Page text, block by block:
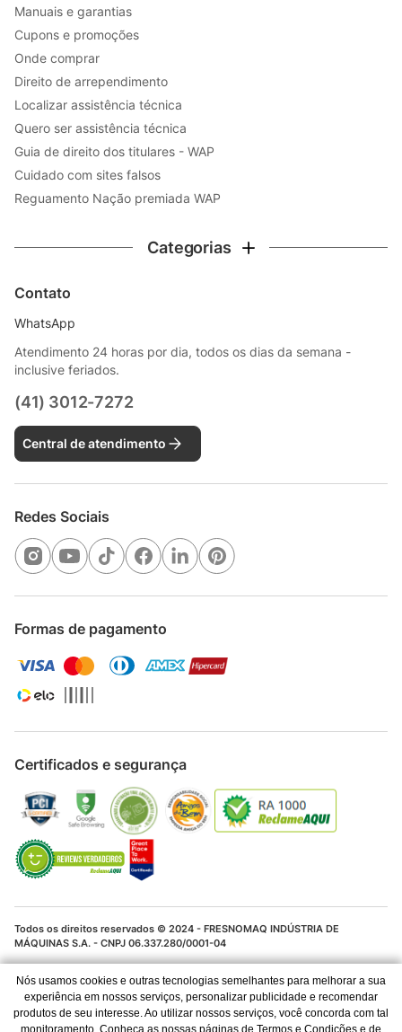
Nós usamos cookies e outras tecnologias semelhantes para melhorar a sua
experiência em nossos serviços, personalizar publicidade e recomendar
produtos de seu interesse. Ao utilizar nossos serviços, você concorda com tal
Manuais e garantias
Cupons e promoções
Onde comprar
Direito de arrependimento
Localizar assistência técnica
Quero ser assistência técnica
Guia de direito dos titulares - WAP
Cuidado com sites falsos
Reguamento Nação premiada WAP
Categorias
Contato
WhatsApp
Atendimento 24 horas por dia, todos os dias da semana -
inclusive feriados.
(41) 3012-7272
Central de atendimento
Redes Sociais
Formas de pagamento
Certificados e segurança
Todos os direitos reservados © 2024 - FRESNOMAQ INDÚSTRIA DE
MÁQUINAS S.A. - CNPJ 06.337.280/0001-04
exclusivas via Internet. Ofertas válidas até o término de nossos estoques
para a Internet. Vendas sujeitas à análise, confirmação de dados e
estoque. As imagens são ilustrativas e informações sobre os produtos são
resumidas e sujeitas à alteração sem aviso prévio.